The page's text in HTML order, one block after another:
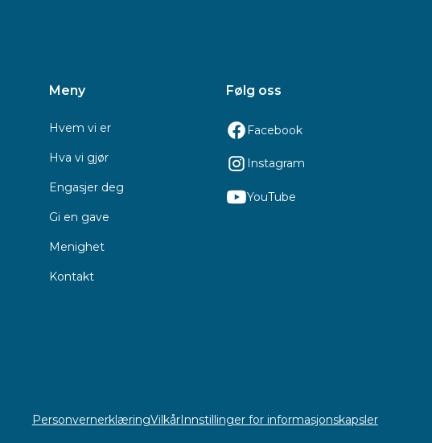
Meny
Hvem vi er
Hva vi gjør
Engasjer deg
Gi en gave
Menighet
Kontakt
Følg oss
Facebook
Instagram
YouTube
PersonvernerklæringVilkårInnstillinger for informasjonskapsler